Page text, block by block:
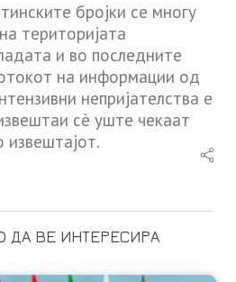
бројки се многу
територијата
и во последните
на информации од
непријателства е
сè уште чекаат
извештајот.
ДА ВЕ ИНТЕРЕСИРА